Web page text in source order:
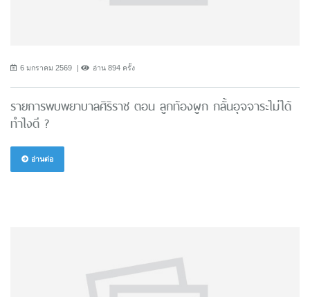
6 มกราคม 2569 อ่าน 894 ครั้ง
รายการพบพยาบาลศิริราช ตอน ลูกท้องผูก กลั้นอุจจาระไม่ได้
ทำไงดี ?
อ่านต่อ